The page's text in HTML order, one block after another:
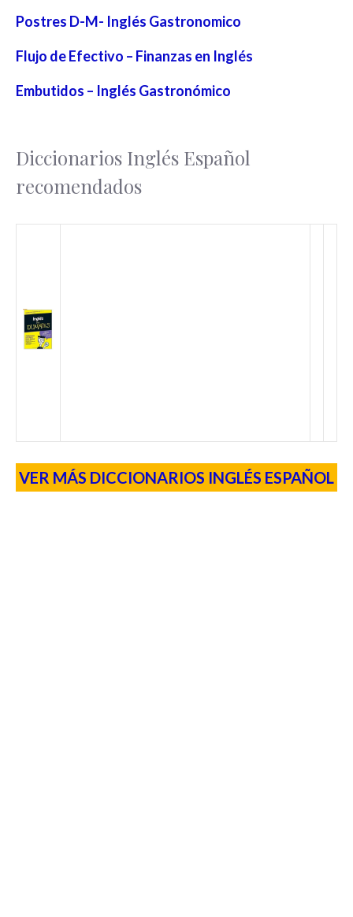
Postres D-M- Inglés Gastronomico
Flujo de Efectivo – Finanzas en Inglés
Embutidos – Inglés Gastronómico
Diccionarios Inglés Español
recomendados
VER MÁS DICCIONARIOS INGLÉS ESPAÑOL